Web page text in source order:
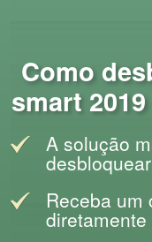
Como
smart
A solução
Receba um